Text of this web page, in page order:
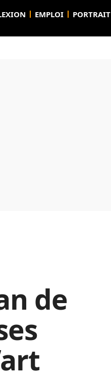
EMPLOI PORTRAIT
de